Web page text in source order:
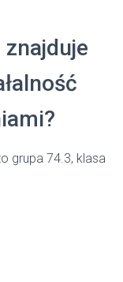
grupa 74.3, klasa